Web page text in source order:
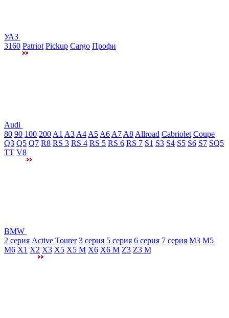
УАЗ
3160 Patriot Pickup Cargo Профи
Audi
80 90 100 200 A1 A3 A4 A5 A6 A7 A8 Allroad Cabriolet Coupe
Q3 Q5 Q7 R8 RS 3 RS 4 RS 5 RS 6 RS 7 S1 S3 S4 S5 S6 S7 SQ5
TT V8
BMW
2 серия Active Tourer 3 серия 5 серия 6 серия 7 серия M3 М5
M6 X1 X2 X3 X5 X5 M X6 X6 M Z3 Z3 M